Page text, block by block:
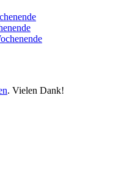
. Vielen Dank!